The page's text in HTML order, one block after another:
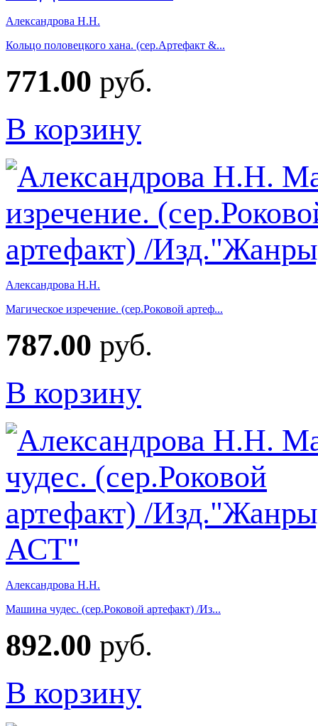
Александрова Н.Н.
Кольцо половецкого хана. (сер.Артефакт &...
771.00 руб.
В корзину
Александрова Н.Н.
Магическое изречение. (сер.Роковой артеф...
787.00 руб.
В корзину
Александрова Н.Н.
Машина чудес. (сер.Роковой артефакт) /Из...
892.00 руб.
В корзину